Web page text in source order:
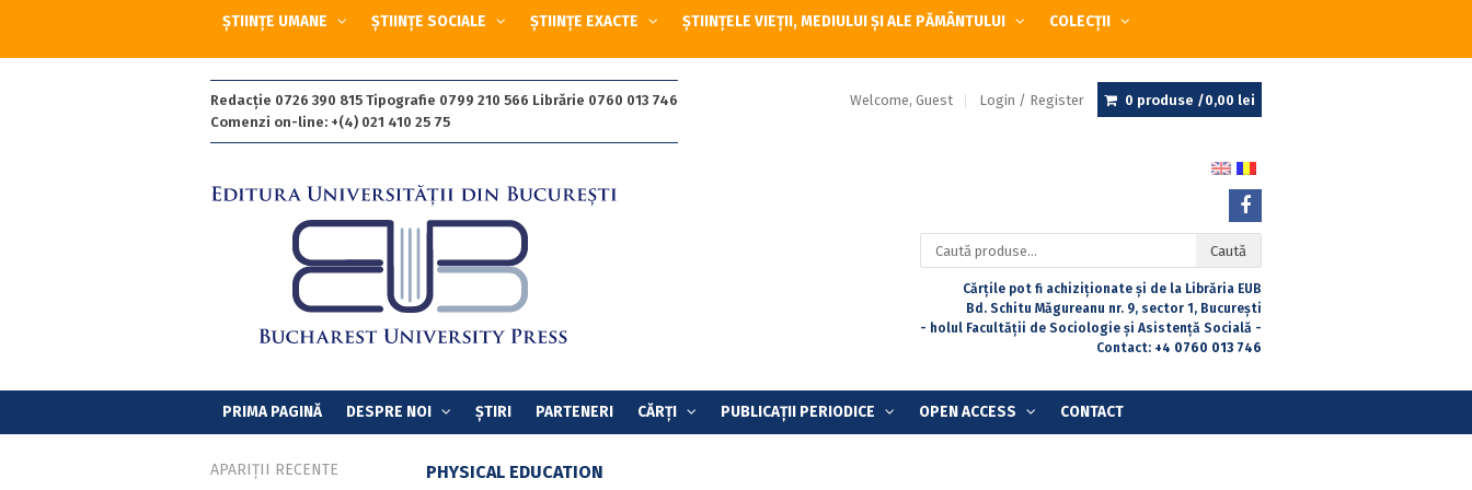
ȘTIINȚE UMANE ȘTIINȚE SOCIALE ȘTIINȚE EXACTE ȘTIINȚELE VIEȚII, MEDIULUI ȘI ALE PĂMÂNTULUI COLECȚII
Redacție 0726 390 815 Tipografie 0799 210 566 Librărie 0760 013 746
Comenzi on-line: +(4) 021 410 25 75
Welcome, Guest Login / Register 0 produse /0,00 lei
Caută
după:
Caută
Cărțile pot fi achiziționate și de la Librăria EUB
Bd. Schitu Măgureanu nr. 9, sector 1, București
- holul Facultății de Sociologie și Asistență Socială -
Contact: +4 0760 013 746
PRIMA PAGINĂ DESPRE NOI ȘTIRI PARTENERI CĂRȚI PUBLICAȚII PERIODICE OPEN ACCESS CONTACT
PHYSICAL EDUCATION
APARIȚII RECENTE